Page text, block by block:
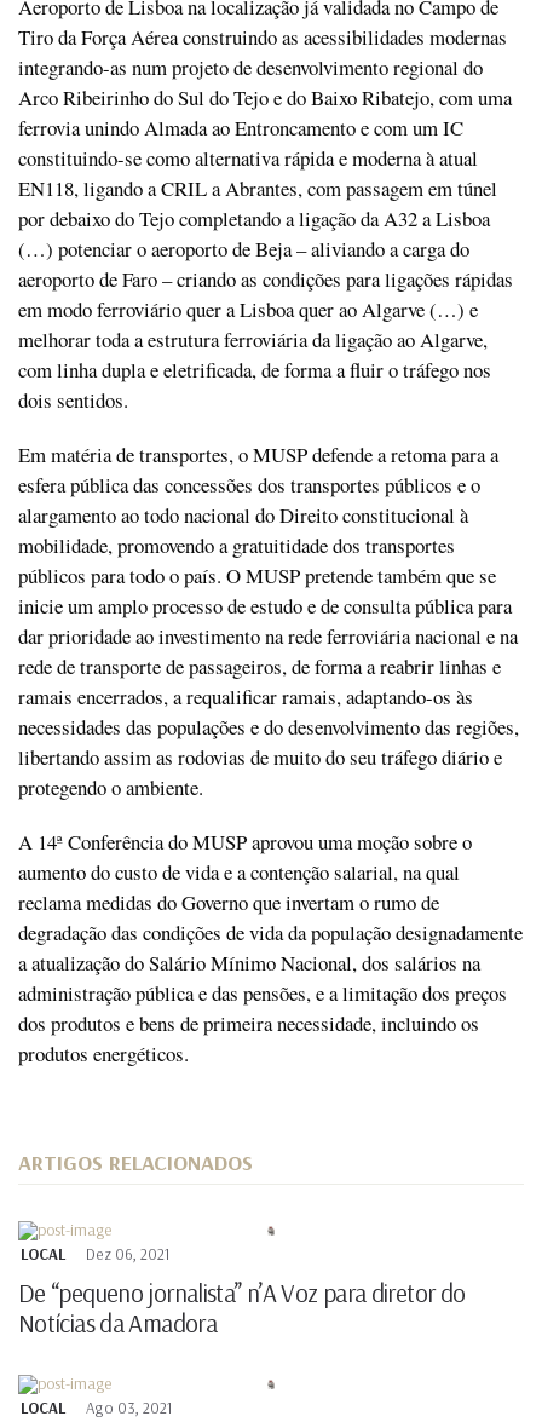
Aeroporto de Lisboa na localização já validada no Campo de
Tiro da Força Aérea construindo as acessibilidades modernas
integrando-as num projeto de desenvolvimento regional do
Arco Ribeirinho do Sul do Tejo e do Baixo Ribatejo, com uma
ferrovia unindo Almada ao Entroncamento e com um IC
constituindo-se como alternativa rápida e moderna à atual
EN118, ligando a CRIL a Abrantes, com passagem em túnel
por debaixo do Tejo completando a ligação da A32 a Lisboa
(…) potenciar o aeroporto de Beja – aliviando a carga do
aeroporto de Faro – criando as condições para ligações rápidas
em modo ferroviário quer a Lisboa quer ao Algarve (…) e
melhorar toda a estrutura ferroviária da ligação ao Algarve,
com linha dupla e eletrificada, de forma a fluir o tráfego nos
dois sentidos.
Em matéria de transportes, o MUSP defende a retoma para a
esfera pública das concessões dos transportes públicos e o
alargamento ao todo nacional do Direito constitucional à
mobilidade, promovendo a gratuitidade dos transportes
públicos para todo o país. O MUSP pretende também que se
inicie um amplo processo de estudo e de consulta pública para
dar prioridade ao investimento na rede ferroviária nacional e na
rede de transporte de passageiros, de forma a reabrir linhas e
ramais encerrados, a requalificar ramais, adaptando-os às
necessidades das populações e do desenvolvimento das regiões,
libertando assim as rodovias de muito do seu tráfego diário e
protegendo o ambiente.
A 14ª Conferência do MUSP aprovou uma moção sobre o
aumento do custo de vida e a contenção salarial, na qual
reclama medidas do Governo que invertam o rumo de
degradação das condições de vida da população designadamente
a atualização do Salário Mínimo Nacional, dos salários na
administração pública e das pensões, e a limitação dos preços
dos produtos e bens de primeira necessidade, incluindo os
produtos energéticos.
ARTIGOS RELACIONADOS
LOCAL Dez 06, 2021
De “pequeno jornalista” n’A Voz para diretor do
Notícias da Amadora
LOCAL Ago 03, 2021